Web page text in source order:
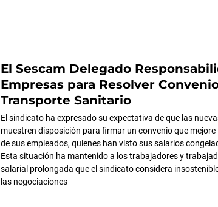
El Sescam Delegado
Empresas para Resolver
Transporte Sanitario
El sindicato ha expresado su expectativa de que las
muestren disposición para firmar un convenio que
de sus empleados, quienes han visto sus salarios
Esta situación ha mantenido a los trabajadores y
salarial prolongada que el sindicato considera
las negociaciones